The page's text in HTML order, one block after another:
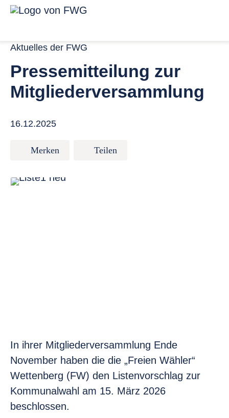
Zum Inhalt springen
Aktuelles der FWG
Pressemitteilung zur
Mitgliederversammlung
16.12.2025
Merken Teilen
In ihrer Mitgliederversammlung Ende
November haben die die „Freien Wähler“
Wettenberg (FW) den Listenvorschlag zur
Kommunalwahl am 15. März 2026
beschlossen.